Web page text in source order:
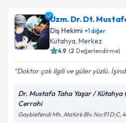
Uzm. Dr. Dt.
Diş Hekimi +1diğer
Kütahya, Merkez
4.9 (2 Değerlendirme)
Doktor çok ilgili ve güler yüzlü.
Dr. Mustafa Taha Yaşar / Kütahya
Cerrahi
Gaybiefendi Mh, Atatürk Blv. No:91 D:C,